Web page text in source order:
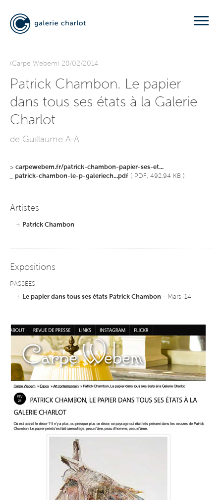
(Carpe Webem) 28/02/2014
Patrick Chambon. Le papier
dans tous ses états à la Galerie
Charlot
de Guillaume A-A
> carpewebem.fr/patrick-chambon-papier-ses-et...
patrick-chambon-le-p-galeriech...pdf ( PDF, 492.94 KB )
Artistes
+ Patrick Chambon
Expositions
PASSÉES
+ Le papier dans tous ses états Patrick Chambon - Mars '14